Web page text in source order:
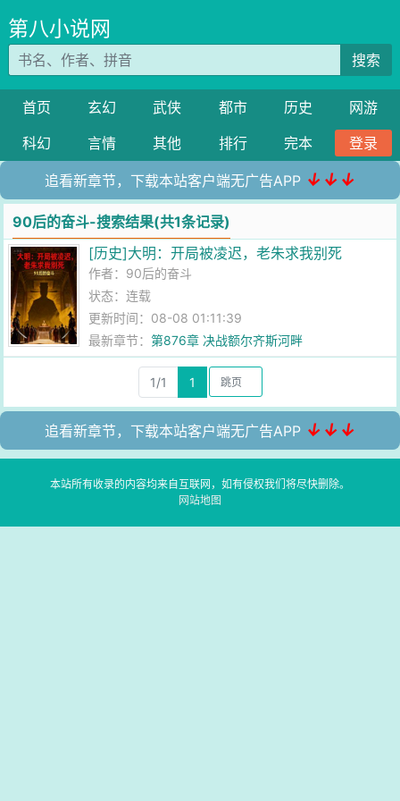
第八小说网
搜索
首页 玄幻 武侠 都市 历史
网游
科幻
言情 其他 排行 完本 登录
追看新章节，下载本站客户端无广告APP ↓↓↓
90后的奋斗-搜索结果(共1条记录)
[历史]大明：开局被凌迟，老朱求我别死
作者： 90后的奋斗
状态：连载
更新时间：08-08 01:11:39
最新章节：第876章 决战额尔齐斯河畔
1/1 1
追看新章节，下载本站客户端无广告APP ↓↓↓
本站所有收录的内容均来自互联网，如有侵权我们将尽快删除。
网站地图